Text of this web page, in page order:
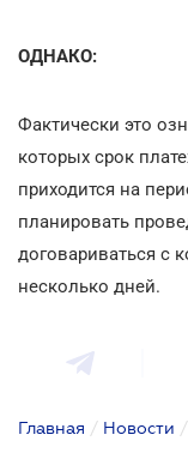
ОДНАКО:
Фактически это
которых срок
приходится на
планировать
договариваться с
несколько дней.
Главная / Новости /